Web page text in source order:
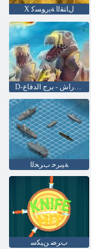
X ﻝﺎﺘﻘﻟﺍ ﺔﻳﺭﻮﺴﻛ
D-يوم: راش - برج الدفاع
ﺔﻴﺑﺮﺣ ﺏﺮﺤﻟﺍ
ﺏﺮﺿ ﻦﻴﻜﺳ